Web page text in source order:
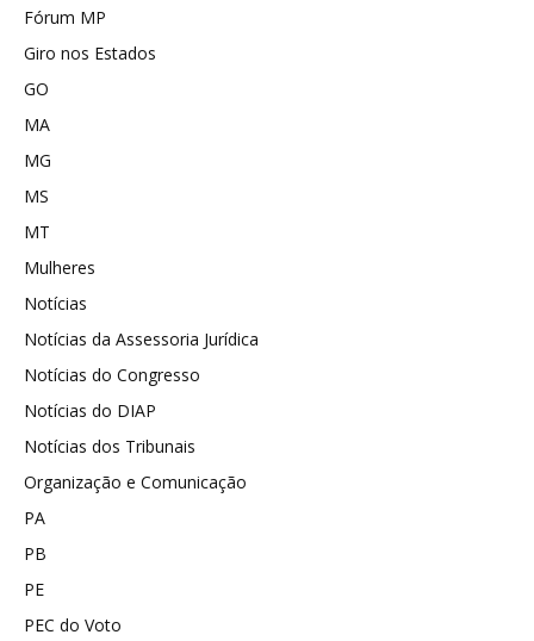
Fórum MP
Giro nos Estados
GO
MA
MG
MS
MT
Mulheres
Notícias
Notícias da Assessoria Jurídica
Notícias do Congresso
Notícias do DIAP
Notícias dos Tribunais
Organização e Comunicação
PA
PB
PE
PEC do Voto